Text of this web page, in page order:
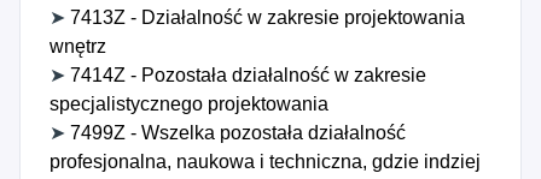
➤ 7413Z - Działalność w zakresie projektowania
wnętrz
➤ 7414Z - Pozostała działalność w zakresie
specjalistycznego projektowania
➤ 7499Z - Wszelka pozostała działalność
profesjonalna, naukowa i techniczna, gdzie indziej